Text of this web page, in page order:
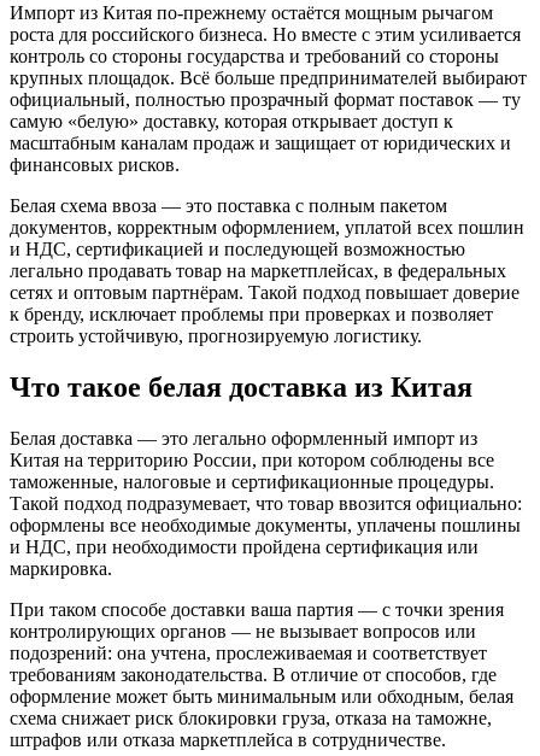
Импорт из Китая по-прежнему остаётся мощным рычагом
роста для российского бизнеса. Но вместе с этим усиливается
контроль со стороны государства и требований со стороны
крупных площадок. Всё больше предпринимателей выбирают
официальный, полностью прозрачный формат поставок — ту
самую «белую» доставку, которая открывает доступ к
масштабным каналам продаж и защищает от юридических и
финансовых рисков.
Белая схема ввоза — это поставка с полным пакетом
документов, корректным оформлением, уплатой всех пошлин
и НДС, сертификацией и последующей возможностью
легально продавать товар на маркетплейсах, в федеральных
сетях и оптовым партнёрам. Такой подход повышает доверие
к бренду, исключает проблемы при проверках и позволяет
строить устойчивую, прогнозируемую логистику.
Что такое белая доставка из Китая
Белая доставка — это легально оформленный импорт из
Китая на территорию России, при котором соблюдены все
таможенные, налоговые и сертификационные процедуры.
Такой подход подразумевает, что товар ввозится официально:
оформлены все необходимые документы, уплачены пошлины
и НДС, при необходимости пройдена сертификация или
маркировка.
При таком способе доставки ваша партия — с точки зрения
контролирующих органов — не вызывает вопросов или
подозрений: она учтена, прослеживаемая и соответствует
требованиям законодательства. В отличие от способов, где
оформление может быть минимальным или обходным, белая
схема снижает риск блокировки груза, отказа на таможне,
штрафов или отказа маркетплейса в сотрудничестве.